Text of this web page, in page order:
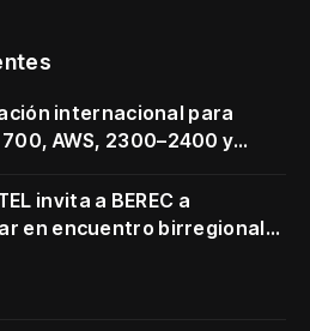
internacional para
AWS, 2300–2400 y
invita a BEREC a
en encuentro birregional